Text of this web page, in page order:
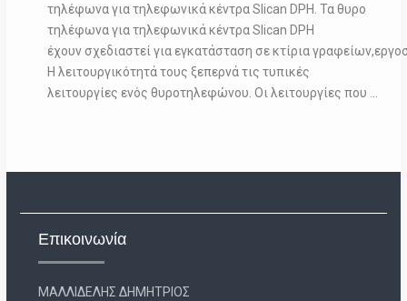
τηλέφωνα για τηλεφωνικά κέντρα Slican DPH. Τα θυρο
τηλέφωνα για τηλεφωνικά κέντρα Slican DPH
έχουν σχεδιαστεί για εγκατάσταση σε κτίρια
Η λειτουργικότητά τους ξεπερνά τις τυπικές
λειτουργίες ενός θυροτηλεφώνου. Οι λειτουργίες που …
Επικοινωνία
ΜΑΛΛΙΔΕΛΗΣ ΔΗΜΗΤΡΙΟΣ